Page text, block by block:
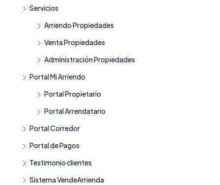
Servicios
Arriendo Propiedades
Venta Propiedades
Administración Propiedades
Portal Mi Arriendo
Portal Propietario
Portal Arrendatario
Portal Corredor
Portal de Pagos
Testimonio clientes
Sistema VendeArrienda